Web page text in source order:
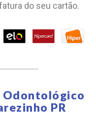
do seu cartão.
Odontológico
PR